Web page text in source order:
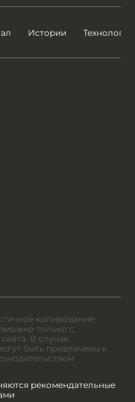
Истории Технологии
копирование
только с
В случае
быть привлечены к
рекомендательные